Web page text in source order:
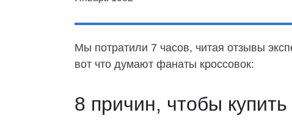
Мы потратили 7 часов, читая отзывы
вот что думают фанаты кроссовок:
8 причин, чтобы купить